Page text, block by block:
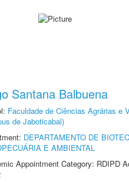
Santana Balbuena
Faculdade de Ciências Agrárias e
de Jaboticabal)
DEPARTAMENTO DE
E AMBIENTAL
Appointment Category: RDIPD